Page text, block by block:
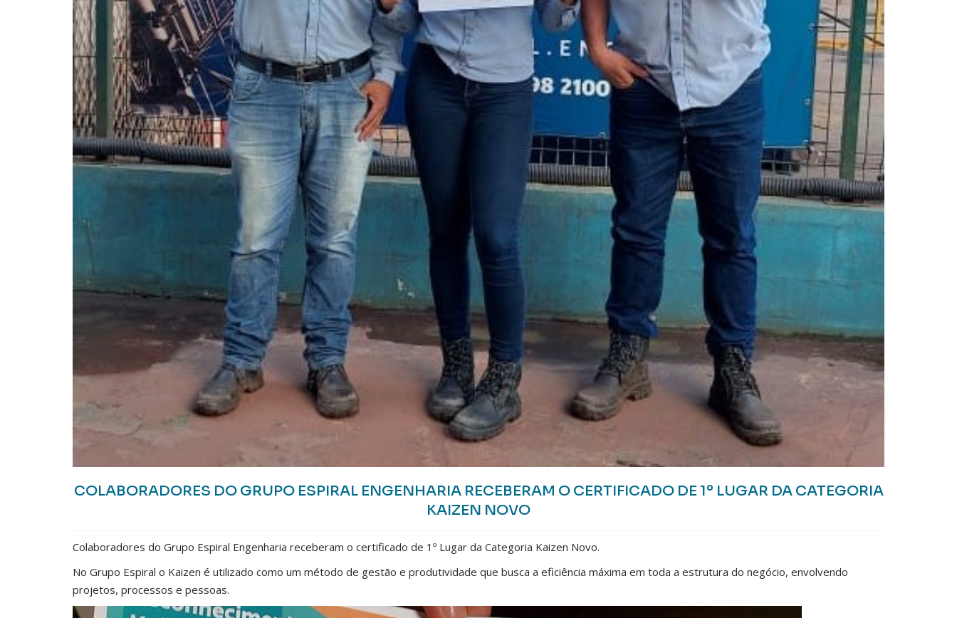
COLABORADORES DO GRUPO ESPIRAL ENGENHARIA RECEBERAM O CERTIFICADO DE 1º LUGAR DA CATEGORIA
KAIZEN NOVO
Colaboradores do Grupo Espiral Engenharia receberam o certificado de 1º Lugar da Categoria Kaizen Novo.
No Grupo Espiral o Kaizen é utilizado como um método de gestão e produtividade que busca a eficiência máxima em toda a estrutura do negócio, envolvendo
projetos, processos e pessoas.